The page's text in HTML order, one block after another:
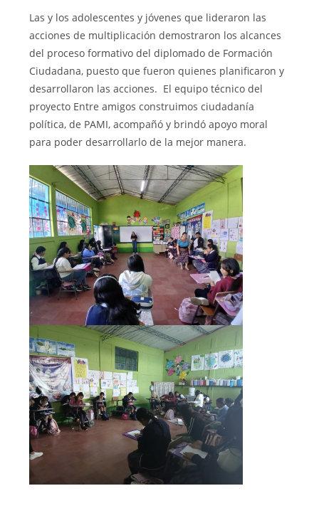
Las y los adolescentes y jóvenes que lideraron las
acciones de multiplicación demostraron los alcances
del proceso formativo del diplomado de Formación
Ciudadana, puesto que fueron quienes planificaron y
desarrollaron las acciones. El equipo técnico del
proyecto Entre amigos construimos ciudadanía
política, de PAMI, acompañó y brindó apoyo moral
para poder desarrollarlo de la mejor manera.